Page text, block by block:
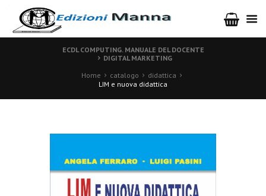
ECDL COMPUTING. MANUALE DEL DOCENTE
DIGITAL MARKETING
Home
catalogo
didattica
LIM e nuova didattica